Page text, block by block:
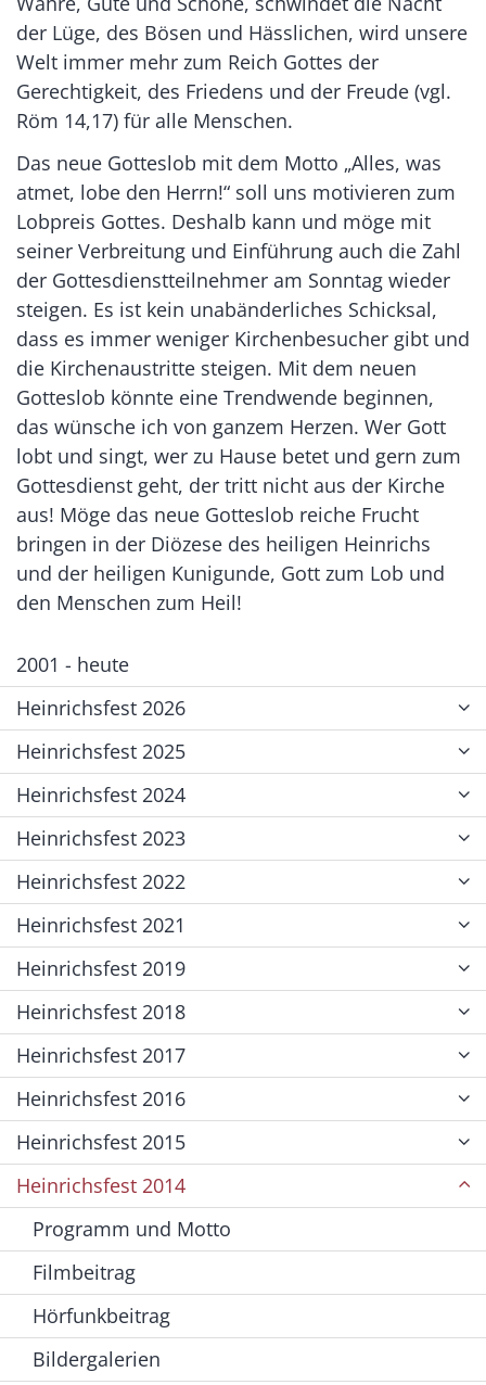
der Lüge, des Bösen und Hässlichen, wird unsere
Welt immer mehr zum Reich Gottes der
Gerechtigkeit, des Friedens und der Freude (vgl.
Röm 14,17) für alle Menschen.
Das neue Gotteslob mit dem Motto „Alles, was
atmet, lobe den Herrn!“ soll uns motivieren zum
Lobpreis Gottes. Deshalb kann und möge mit
seiner Verbreitung und Einführung auch die Zahl
der Gottesdienstteilnehmer am Sonntag wieder
steigen. Es ist kein unabänderliches Schicksal,
dass es immer weniger Kirchenbesucher gibt und
die Kirchenaustritte steigen. Mit dem neuen
Gotteslob könnte eine Trendwende beginnen,
das wünsche ich von ganzem Herzen. Wer Gott
lobt und singt, wer zu Hause betet und gern zum
Gottesdienst geht, der tritt nicht aus der Kirche
aus! Möge das neue Gotteslob reiche Frucht
bringen in der Diözese des heiligen Heinrichs
und der heiligen Kunigunde, Gott zum Lob und
den Menschen zum Heil!
2001 - heute
Heinrichsfest 2026
Heinrichsfest 2025
Heinrichsfest 2024
Heinrichsfest 2023
Heinrichsfest 2022
Heinrichsfest 2021
Heinrichsfest 2019
Heinrichsfest 2018
Heinrichsfest 2017
Heinrichsfest 2016
Heinrichsfest 2015
Heinrichsfest 2014
Programm und Motto
Filmbeitrag
Hörfunkbeitrag
Bildergalerien